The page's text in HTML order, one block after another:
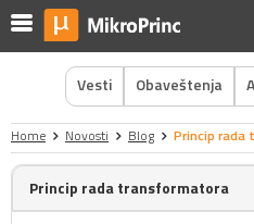
Vesti Obaveštenja
Home Novosti Blog Princip
Princip rada transformatora